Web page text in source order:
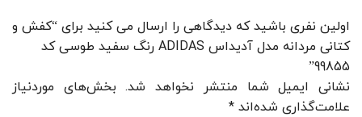
اولین نفری باشید که دیدگاهی را ارسال می کنید برای “کفش و
کتانی مردانه مدل آدیداس ADIDAS رنگ سفید طوسی کد
99855”
نشانی ایمیل شما منتشر نخواهد شد. بخش‌های موردنیاز
علامت‌گذاری شده‌اند *